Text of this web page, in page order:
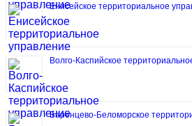
Енисейское территориальное
Волго-Каспийское
Баренцево-Беломорское